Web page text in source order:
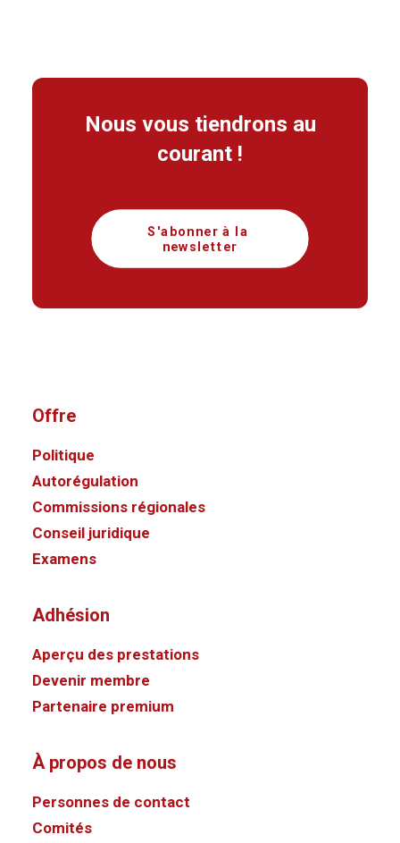
Nous vous tiendrons au
courant !
S'abonner à la
newsletter
Offre
Politique
Autorégulation
Commissions régionales
Conseil juridique
Examens
Adhésion
Aperçu des prestations
Devenir membre
Partenaire premium
À propos de nous
Personnes de contact
Comités